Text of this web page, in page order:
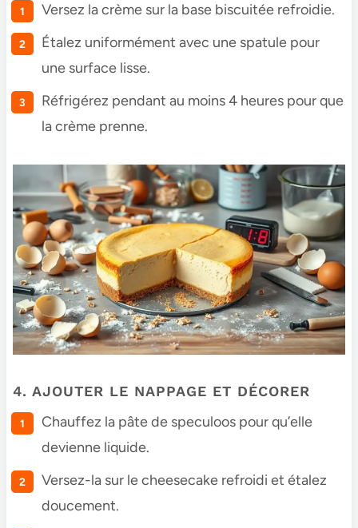
Versez la crème sur la base biscuitée refroidie.
Étalez uniformément avec une spatule pour
une surface lisse.
Réfrigérez pendant au moins 4 heures pour que
la crème prenne.
4. AJOUTER LE NAPPAGE ET DÉCORER
Chauffez la pâte de speculoos pour qu’elle
devienne liquide.
Versez-la sur le cheesecake refroidi et étalez
doucement.